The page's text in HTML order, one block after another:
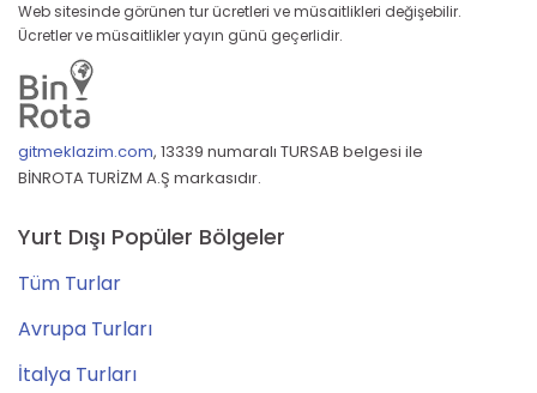
Web sitesinde görünen tur ücretleri ve müsaitlikleri değişebilir.
Ücretler ve müsaitlikler yayın günü geçerlidir.
gitmeklazim.com, 13339 numaralı TURSAB belgesi ile
BİNROTA TURİZM A.Ş markasıdır.
Yurt Dışı Popüler Bölgeler
Tüm Turlar
Avrupa Turları
İtalya Turları